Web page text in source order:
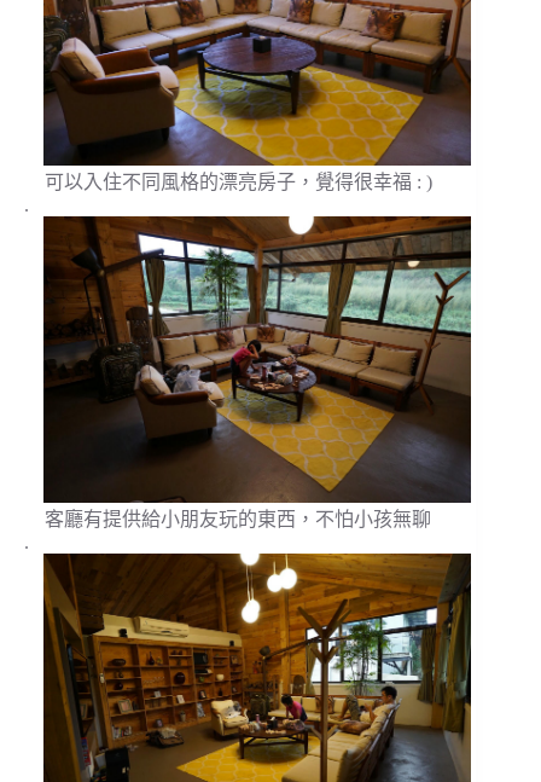
可以入住不同風格的漂亮房子，覺得很幸福 : )
.
客廳有提供給小朋友玩的東西，不怕小孩無聊
.